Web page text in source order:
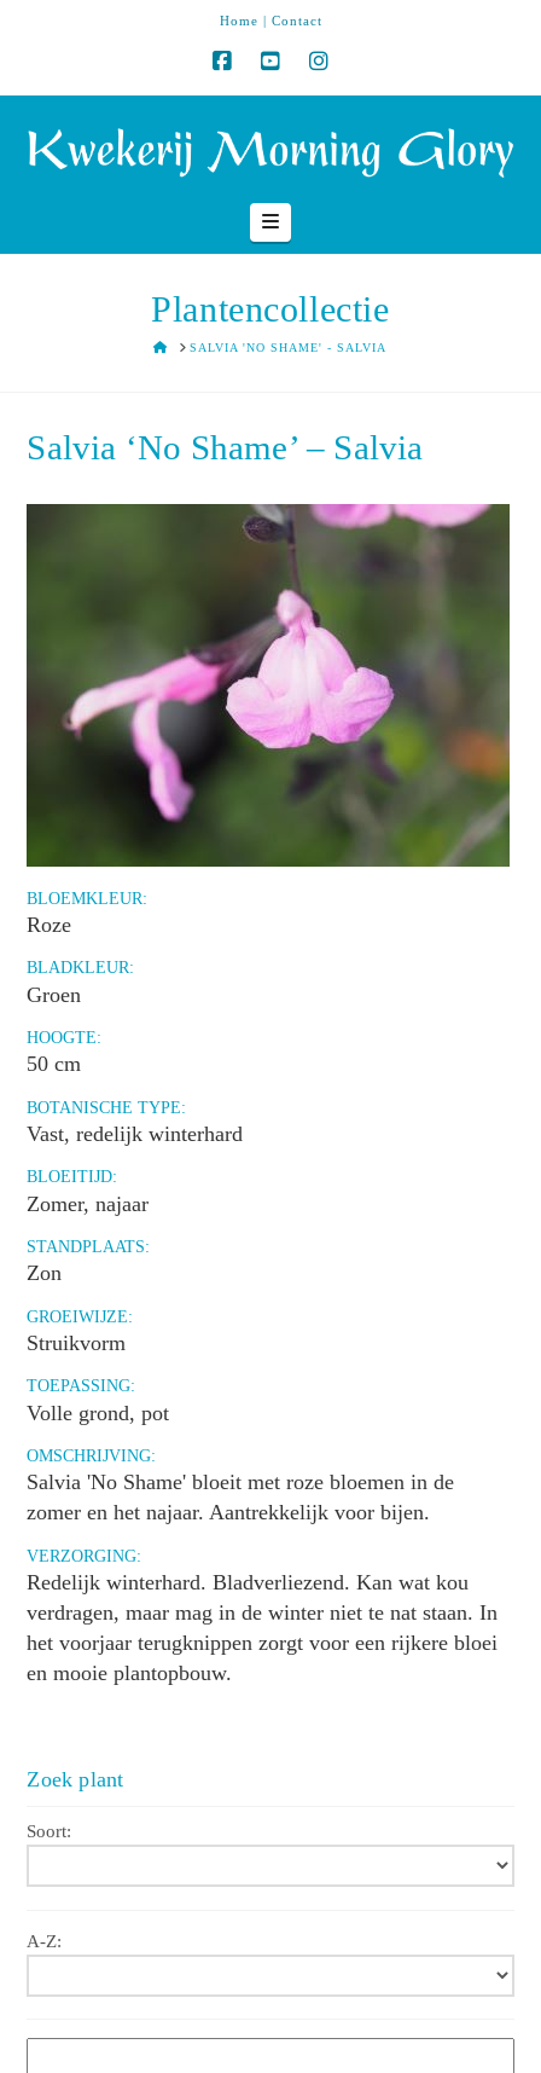
Home | Contact
Navigation
Plantencollectie
HOMESALVIA 'NO SHAME' - SALVIA
Salvia ‘No Shame’ – Salvia
BLOEMKLEUR:
Roze
BLADKLEUR:
Groen
HOOGTE:
50 cm
BOTANISCHE TYPE:
Vast, redelijk winterhard
BLOEITIJD:
Zomer, najaar
STANDPLAATS:
Zon
GROEIWIJZE:
Struikvorm
TOEPASSING:
Volle grond, pot
OMSCHRIJVING:
Salvia 'No Shame' bloeit met roze bloemen in de
zomer en het najaar. Aantrekkelijk voor bijen.
VERZORGING:
Redelijk winterhard. Bladverliezend. Kan wat kou
verdragen, maar mag in de winter niet te nat staan. In
het voorjaar terugknippen zorgt voor een rijkere bloei
en mooie plantopbouw.
Zoek plant
Soort:
A-Z: